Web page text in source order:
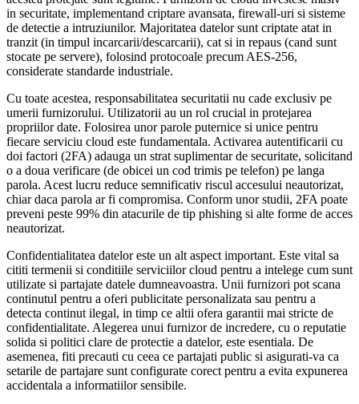
in securitate, implementand criptare avansata, firewall-uri si sisteme
de detectie a intruziunilor. Majoritatea datelor sunt criptate atat in
tranzit (in timpul incarcarii/descarcarii), cat si in repaus (cand sunt
stocate pe servere), folosind protocoale precum AES-256,
considerate standarde industriale.
Cu toate acestea, responsabilitatea securitatii nu cade exclusiv pe
umerii furnizorului. Utilizatorii au un rol crucial in protejarea
propriilor date. Folosirea unor parole puternice si unice pentru
fiecare serviciu cloud este fundamentala. Activarea autentificarii cu
doi factori (2FA) adauga un strat suplimentar de securitate, solicitand
o a doua verificare (de obicei un cod trimis pe telefon) pe langa
parola. Acest lucru reduce semnificativ riscul accesului neautorizat,
chiar daca parola ar fi compromisa. Conform unor studii, 2FA poate
preveni peste 99% din atacurile de tip phishing si alte forme de acces
neautorizat.
Confidentialitatea datelor este un alt aspect important. Este vital sa
cititi termenii si conditiile serviciilor cloud pentru a intelege cum sunt
utilizate si partajate datele dumneavoastra. Unii furnizori pot scana
continutul pentru a oferi publicitate personalizata sau pentru a
detecta continut ilegal, in timp ce altii ofera garantii mai stricte de
confidentialitate. Alegerea unui furnizor de incredere, cu o reputatie
solida si politici clare de protectie a datelor, este esentiala. De
asemenea, fiti precauti cu ceea ce partajati public si asigurati-va ca
setarile de partajare sunt configurate corect pentru a evita expunerea
accidentala a informatiilor sensibile.